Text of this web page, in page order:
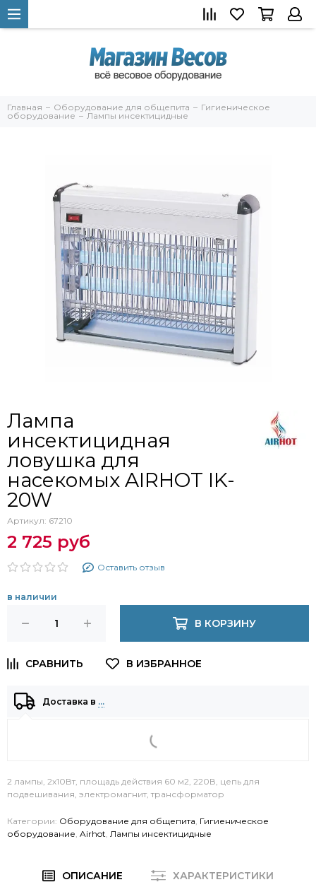
Главная Оборудование для общепита
Гигиеническое
оборудование
Лампы инсектицидные
Лампа
инсектицидная
ловушка для
насекомых AIRHOT IK-
20W
Артикул: 67210
2 725 руб
Оставить отзыв
в наличии
В КОРЗИНУ
Доставка в …
2 лампы, 2х10Вт, площадь действия 60 м2, 220В, цепь для
подвешивания, электромагнит, трансформатор
Категории: Оборудование для общепита, Гигиеническое
оборудование, Airhot, Лампы инсектицидные
ОПИСАНИЕ
ХАРАКТЕРИСТИКИ